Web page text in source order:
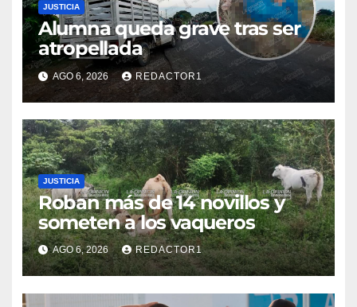
JUSTICIA
Alumna queda grave tras ser
atropellada
AGO 6, 2026 REDACTOR1
JUSTICIA
Roban más de 14 novillos y
someten a los vaqueros
AGO 6, 2026 REDACTOR1